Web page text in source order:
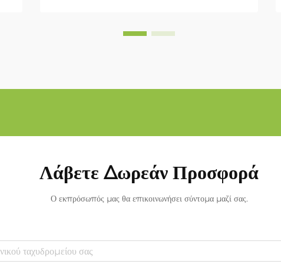
Λάβετε Δωρεάν Προσφορά
Ο εκπρόσωπός μας θα επικοινωνήσει σύντομα μαζί σας.